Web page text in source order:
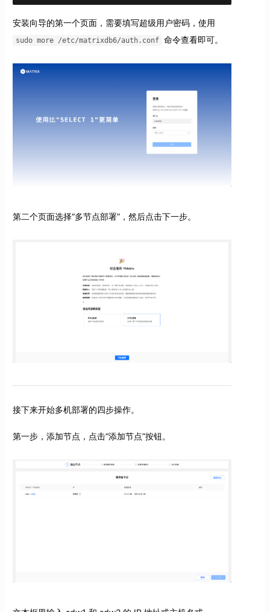
安装向导的第一个页面，需要填写超级用户密码，使用
sudo more /etc/matrixdb6/auth.conf 命令查看即可。
第二个页面选择“多节点部署”，然后点击下一步。
接下来开始多机部署的四步操作。
第一步，添加节点，点击“添加节点”按钮。